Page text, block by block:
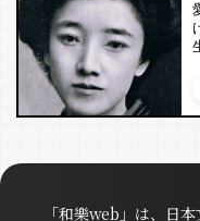
「和樂web」は、日